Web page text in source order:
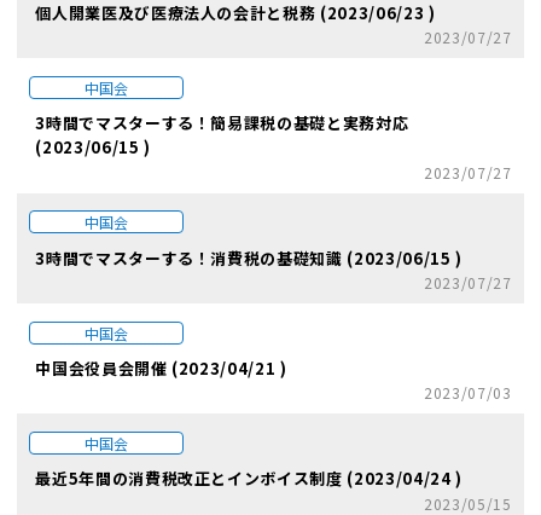
個人開業医及び医療法人の会計と税務 (2023/06/23 )
2023/07/27
中国会
3時間でマスターする！簡易課税の基礎と実務対応
(2023/06/15 )
2023/07/27
中国会
3時間でマスターする！消費税の基礎知識 (2023/06/15 )
2023/07/27
中国会
中国会役員会開催 (2023/04/21 )
2023/07/03
中国会
最近5年間の消費税改正とインボイス制度 (2023/04/24 )
2023/05/15